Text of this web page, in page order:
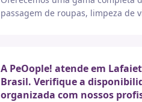
passagem de roupas, limpeza de
A PeOople! atende em
Brasil. Verifique a
organizada com nossos